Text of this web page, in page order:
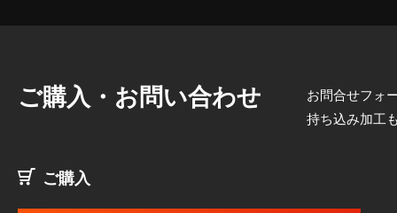
ご購入・お問い合わせ
お問合せフォ
持ち込み加工
ご購入